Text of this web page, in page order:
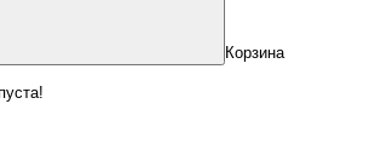
Корзина